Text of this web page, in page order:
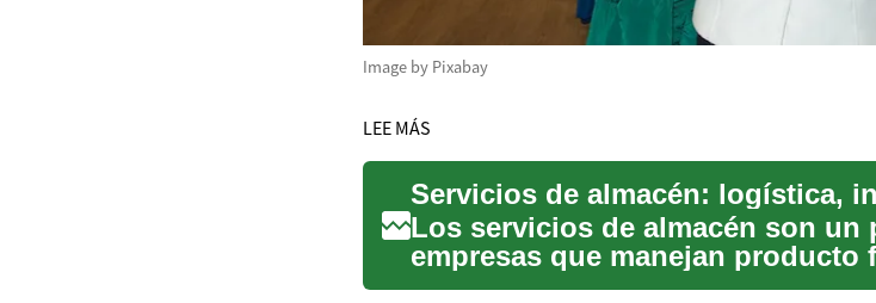
Image by Pixabay
LEE MÁS
Servicios de almacén: logística,
Los servicios de almacén son un
empresas que manejan producto
hasta opera...